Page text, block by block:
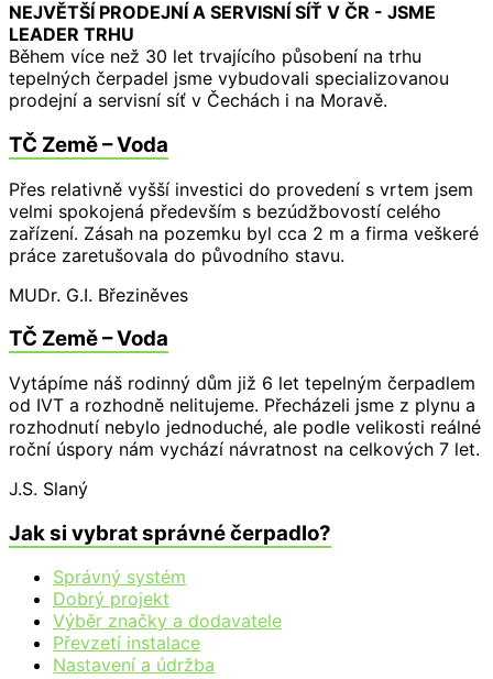
NEJVĚTŠÍ PRODEJNÍ A SERVISNÍ SÍŤ V ČR - JSME
LEADER TRHU
Během více než 30 let trvajícího působení na trhu
tepelných čerpadel jsme vybudovali specializovanou
prodejní a servisní síť v Čechách i na Moravě.
TČ Země – Voda
Přes relativně vyšší investici do provedení s vrtem jsem
velmi spokojená především s bezúdžbovostí celého
zařízení. Zásah na pozemku byl cca 2 m a firma veškeré
práce zaretušovala do původního stavu.
MUDr. G.I. Březiněves
TČ Země – Voda
Vytápíme náš rodinný dům již 6 let tepelným čerpadlem
od IVT a rozhodně nelitujeme. Přecházeli jsme z plynu a
rozhodnutí nebylo jednoduché, ale podle velikosti reálné
roční úspory nám vychází návratnost na celkových 7 let.
J.S. Slaný
Jak si vybrat správné čerpadlo?
Správný systém
Dobrý projekt
Výběr značky a dodavatele
Převzetí instalace
Nastavení a údržba